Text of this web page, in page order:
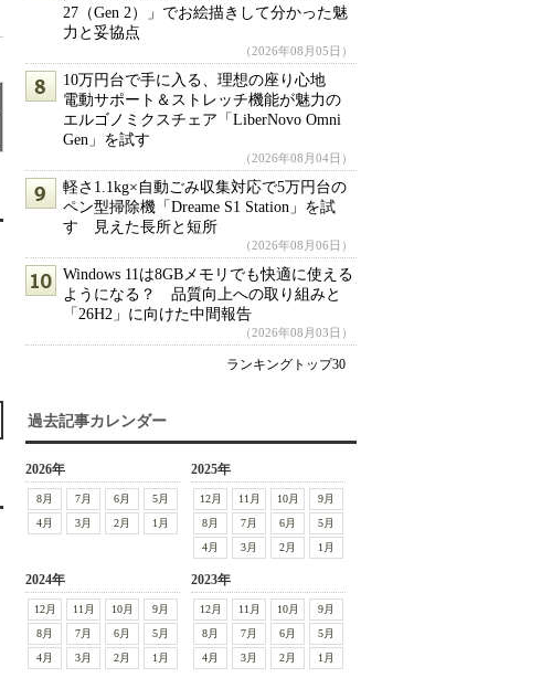
27（Gen 2）」でお絵描きして分かった魅
力と妥協点
（2026年08月05日）
10万円台で手に入る、理想の座り心地
電動サポート＆ストレッチ機能が魅力の
エルゴノミクスチェア「LiberNovo Omni
Gen」を試す
（2026年08月04日）
軽さ1.1kg×自動ごみ収集対応で5万円台の
ペン型掃除機「Dreame S1 Station」を試
す 見えた長所と短所
（2026年08月06日）
Windows 11は8GBメモリでも快適に使える
ようになる？ 品質向上への取り組みと
「26H2」に向けた中間報告
（2026年08月03日）
ランキングトップ30
過去記事カレンダー
2026年
8月 7月 6月
5月
4月
3月 2月 1月
2025年
12月 11月 10月
9月
8月
7月 6月
5月
4月
3月 2月 1月
2024年
12月 11月 10月
9月
8月
7月 6月
5月
4月
3月 2月 1月
2023年
12月 11月 10月
9月
8月
7月 6月
5月
4月
3月 2月 1月